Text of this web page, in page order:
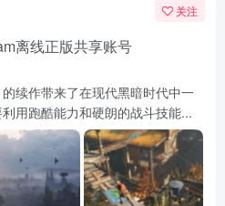
关注
离线正版共享账号
续作带来了在现代黑暗时代中一
用跑酷能力和硬朗的战斗技能...